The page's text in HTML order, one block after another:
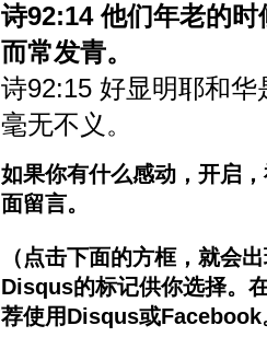
诗92:14 他们年老的
而常发青。
诗92:15 好显明耶和
毫无不义。
如果你有什么感动，开启
面留言。
（点击下面的方框，就会
Disqus的标记供你选择。
荐使用Disqus或